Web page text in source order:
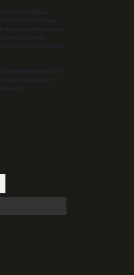
ve İletişim
olarak hizmet
olarak denetleme veya
Ancak, üyelerimiz
siteye üye olarak bu
düşündüğünüz içerikleri,
halinde, ilgili